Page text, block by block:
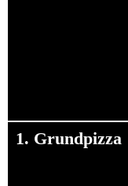
1. Grundpizza